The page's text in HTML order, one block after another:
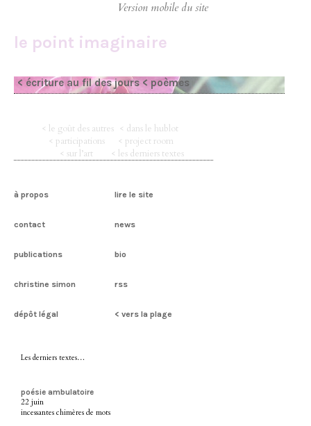
le point imaginaire
< écriture au fil des jours < poèmes
< le goût des autres < dans le hublot
< participations
< project room
< sur l’art
< les derniers textes
à propos lire le site
contact news
publications bio
christine simon rss
dépôt légal < vers la plage
Les derniers textes…
poésie ambulatoire
22 juin
incessantes chimères de mots